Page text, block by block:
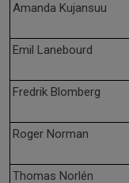
Amanda Kujansuu
Emil Lanebourd
Fredrik Blomberg
Roger Norman
Thomas Norlén